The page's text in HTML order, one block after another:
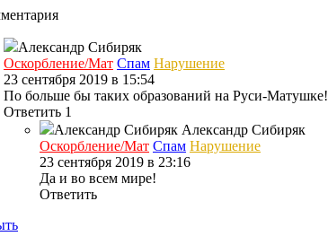
Александр Сибиряк
Оскорбление/Мат Спам Нарушение
23 сентября 2019 в 15:54
По больше бы таких образований на Руси-Матушке!
Ответить 1
Александр Сибиряк Александр Сибиряк
Оскорбление/Мат Спам Нарушение
23 сентября 2019 в 23:16
Да и во всем мире!
Ответить